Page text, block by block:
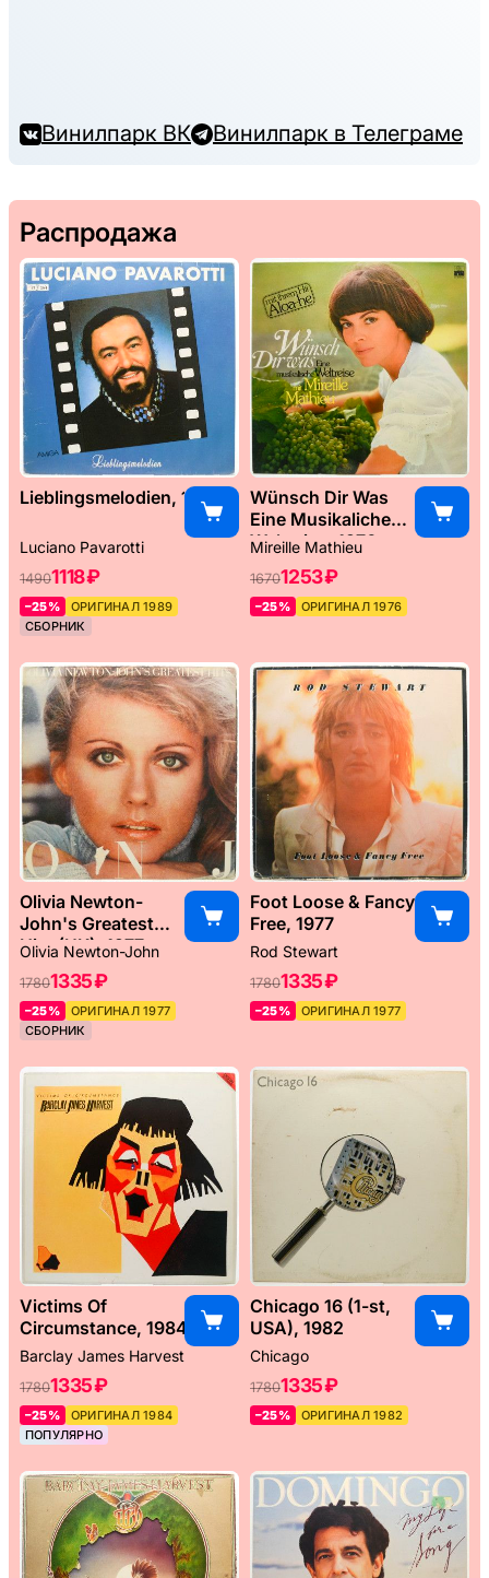
Винилпарк ВК Винилпарк в Телеграме
Распродажа
Lieblingsmelodien, 1989
Luciano Pavarotti
14901118 ₽
–25%
ОРИГИНАЛ 1989
СБОРНИК
Wünsch Dir Was
Eine Musikaliche
Weltreise, 1976
Mireille Mathieu
16701253 ₽
–25% ОРИГИНАЛ 1976
Olivia Newton-
John's Greatest
Hits (UK), 1977
Olivia Newton-John
17801335 ₽
–25%
ОРИГИНАЛ 1977
СБОРНИК
Foot Loose & Fancy
Free, 1977
Rod Stewart
17801335 ₽
–25% ОРИГИНАЛ 1977
Victims Of
Circumstance, 1984
Barclay James Harvest
17801335 ₽
–25%
ОРИГИНАЛ 1984
ПОПУЛЯРНО
Chicago 16 (1-st,
USA), 1982
Chicago
17801335 ₽
–25% ОРИГИНАЛ 1982